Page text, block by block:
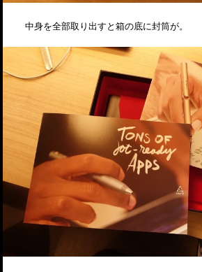
中身を全部取り出すと箱の底に封筒が。